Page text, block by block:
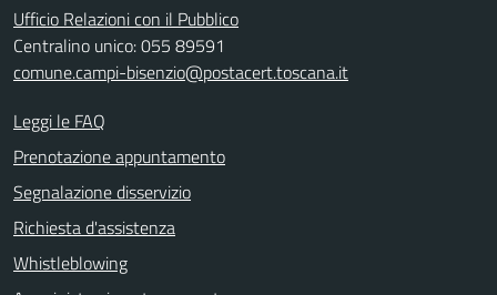
Ufficio Relazioni con il Pubblico
Centralino unico: 055 89591
comune.campi-bisenzio@postacert.toscana.it
Leggi le FAQ
Prenotazione appuntamento
Segnalazione disservizio
Richiesta d'assistenza
Whistleblowing